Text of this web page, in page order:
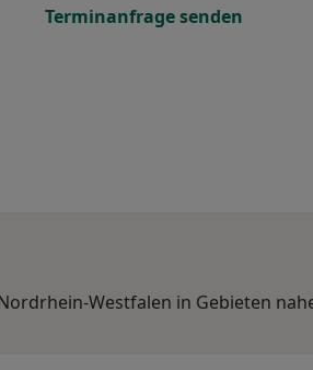
Terminanfrage senden
Westfalen in Gebieten